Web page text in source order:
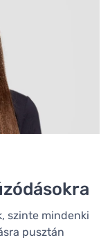
szinte mindenki
pusztán